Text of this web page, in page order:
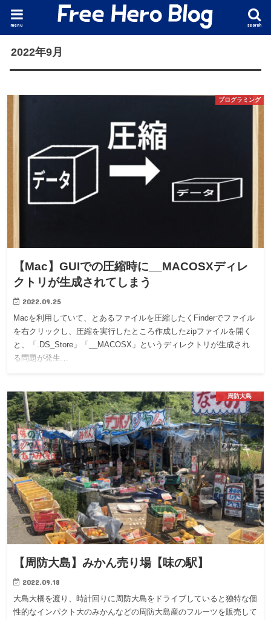
search
menu
2022年9月
プログラミング
【Mac】GUIでの圧縮時に__MACOSXディレ
クトリが生成されてしまう
2022.09.25
Macを利用していて、とあるファイルを圧縮したくFinderでファイル
を右クリックし、圧縮を実行したところ作成したzipファイルを開く
と、「.DS_Store」「__MACOSX」というディレクトリが生成され
る問題が発生…
周防大島
【周防大島】みかん売り場【味の駅】
2022.09.18
大島大橋を渡り、時計回りに周防大島をドライブしていると独特な個
性的なインパクト大のみかんなどの周防大島産のフルーツを販売して